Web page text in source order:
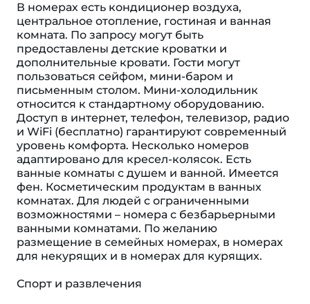
В номерах есть кондиционер воздуха,
центральное отопление, гостиная и ванная
комната. По запросу могут быть
предоставлены детские кроватки и
дополнительные кровати. Гости могут
пользоваться сейфом, мини-баром и
письменным столом. Мини-холодильник
относится к стандартному оборудованию.
Доступ в интернет, телефон, телевизор, радио
и WiFi (бесплатно) гарантируют современный
уровень комфорта. Несколько номеров
адаптировано для кресел-колясок. Есть
ванные комнаты с душем и ванной. Имеется
фен. Косметическим продуктам в ванных
комнатах. Для людей с ограниченными
возможностями – номера с безбарьерными
ванными комнатами. По желанию
размещение в семейных номерах, в номерах
для некурящих и в номерах для курящих.
Спорт и развлечения